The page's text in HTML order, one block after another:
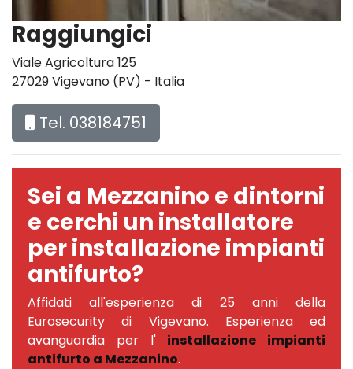
Raggiungici
Viale Agricoltura 125
27029 Vigevano (PV) - Italia
Tel. 038184751
Sei a Mezzanino e dintorni
e cerchi un installatore
per installazione impianti
antifurto?
Affidati all'esperienza di 25 anni della
Eurosecurity di Vigevano. Esperienza ed
avanguardia per l' installazione impianti
antifurto a Mezzanino.